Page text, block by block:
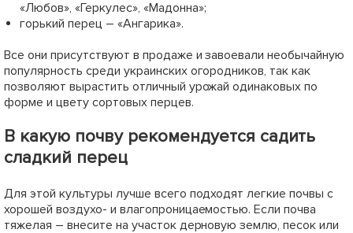
819грн
+32.76грн бонусов за покупку
1049
+41.96грн бонусов за покупку